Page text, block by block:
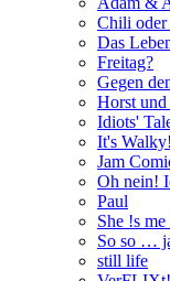
Chili oder
Das
Freitag?
Gegen
Horst
Idiots'
It's Walky!
Jam
Oh nein!
Paul
She !s
So so …
still life